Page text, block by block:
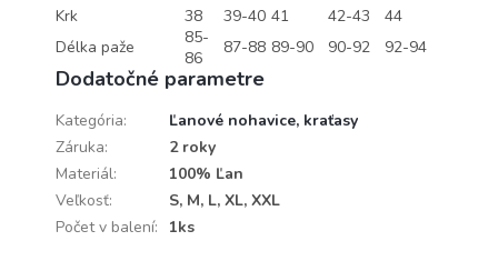
Krk
38 39-40 41 42-43
44
Délka paže
85-
86
87-88 89-90 90-92 92-94
Dodatočné parametre
Kategória:
Ľanové nohavice, kraťasy
Záruka:
2 roky
Materiál:
100% Ľan
Veľkosť:
S, M, L, XL, XXL
Počet v balení: 1ks